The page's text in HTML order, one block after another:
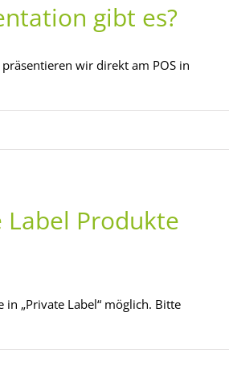
gibt es?
präsentieren wir direkt am POS in
Label Produkte
„Private Label“ möglich. Bitte